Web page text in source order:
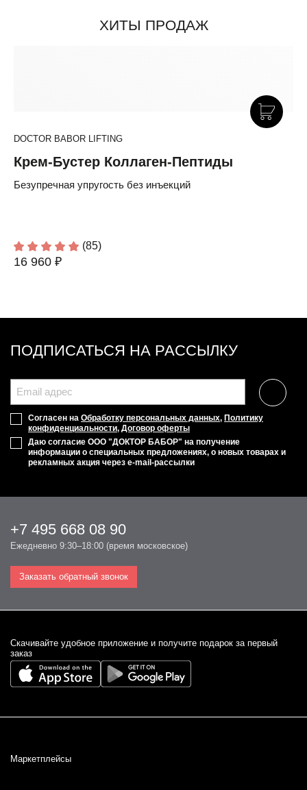
ХИТЫ ПРОДАЖ
DOCTOR BABOR LIFTING
Крем-Бустер Коллаген-Пептиды
Безупречная упругость без инъекций
(85)
16 960 ₽
ПОДПИСАТЬСЯ НА РАССЫЛКУ
Согласен на Обработку персональных данных, Политику
конфиденциальности, Договор оферты
Даю согласие ООО "ДОКТОР БАБОР" на получение
информации о специальных предложениях, о новых товарах и
рекламных акция через e-mail-рассылки
+7 495 668 08 90
Ежедневно 9:30–18:00 (время московское)
Заказать обратный звонок
Cкачивайте удобное приложение и получите подарок за первый
заказ
Маркетплейсы